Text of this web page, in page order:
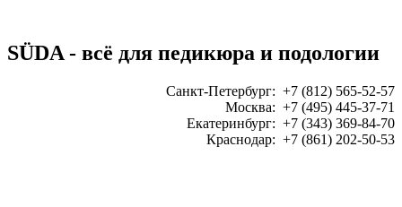
SÜDA - всё для педикюра и подологии
Санкт-Петербург: +7 (812) 565-52-57
Москва: +7 (495) 445-37-71
Екатеринбург: +7 (343) 369-84-70
Краснодар: +7 (861) 202-50-53